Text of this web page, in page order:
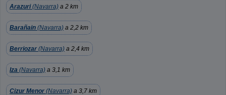
Arazuri(Navarra) a 2 km
Barañain (Navarra) a 2,2 km
Berriozar (Navarra) a 2,4 km
Iza (Navarra) a 3,1 km
Cizur Menor (Navarra) a 3,7 km